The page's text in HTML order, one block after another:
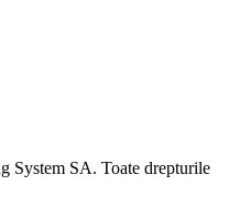
System SA. Toate drepturile